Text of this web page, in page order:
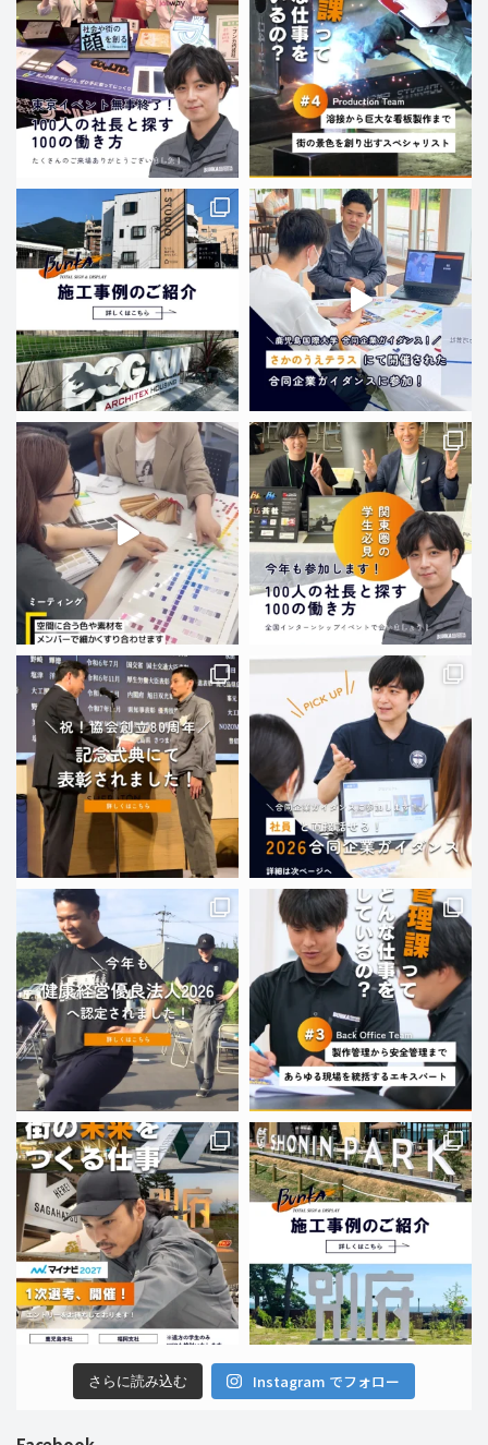
さらに読み込む Instagram でフォロー